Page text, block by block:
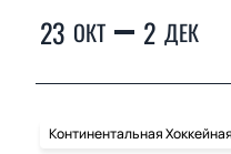
23 ОКТ 2 ДЕК
Континентальная